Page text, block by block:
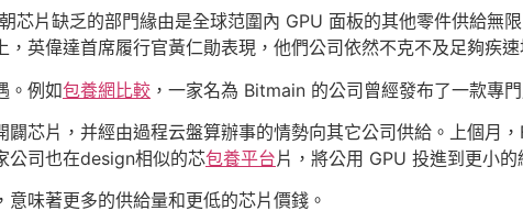
芯片缺乏的部門緣由是全球范圍內 GPU 面板的其他零件供給無
英偉達首席履行官黃仁勛表現，他們公司依然不克不及足夠疾速
。例如包養網比較 ，一家名為 Bitmain 的公司曾經發布了一款專
闢芯片，并經由過程云盤算辦事的情勢向其它公司供給。上個月
公司也在design相似的芯包養平台片，將公用 GPU 投進到更小的
意味著更多的供給量和更低的芯片價錢。